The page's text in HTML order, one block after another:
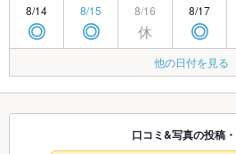
8/14
◎
8/15
◎
8/16
休
8/17
◎
◎ ◎
8/23
休
8/24
◎
8/28 8/29 8/30
休
8/31
◎
他の日付を見る
口コミ&写真の投稿